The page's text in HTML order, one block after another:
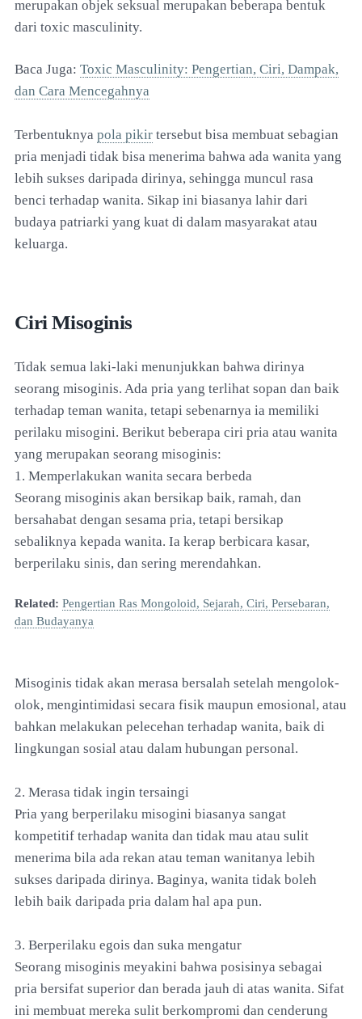
merupakan objek seksual merupakan beberapa bentuk
dari toxic masculinity.
Baca Juga: Toxic Masculinity: Pengertian, Ciri, Dampak,
dan Cara Mencegahnya
Terbentuknya pola pikir tersebut bisa membuat sebagian
pria menjadi tidak bisa menerima bahwa ada wanita yang
lebih sukses daripada dirinya, sehingga muncul rasa
benci terhadap wanita. Sikap ini biasanya lahir dari
budaya patriarki yang kuat di dalam masyarakat atau
keluarga.
Ciri Misoginis
Tidak semua laki-laki menunjukkan bahwa dirinya
seorang misoginis. Ada pria yang terlihat sopan dan baik
terhadap teman wanita, tetapi sebenarnya ia memiliki
perilaku misogini. Berikut beberapa ciri pria atau wanita
yang merupakan seorang misoginis:
1. Memperlakukan wanita secara berbeda
Seorang misoginis akan bersikap baik, ramah, dan
bersahabat dengan sesama pria, tetapi bersikap
sebaliknya kepada wanita. Ia kerap berbicara kasar,
berperilaku sinis, dan sering merendahkan.
Related: Pengertian Ras Mongoloid, Sejarah, Ciri, Persebaran,
dan Budayanya
Misoginis tidak akan merasa bersalah setelah mengolok-
olok, mengintimidasi secara fisik maupun emosional, atau
bahkan melakukan pelecehan terhadap wanita, baik di
lingkungan sosial atau dalam hubungan personal.
2. Merasa tidak ingin tersaingi
Pria yang berperilaku misogini biasanya sangat
kompetitif terhadap wanita dan tidak mau atau sulit
menerima bila ada rekan atau teman wanitanya lebih
sukses daripada dirinya. Baginya, wanita tidak boleh
lebih baik daripada pria dalam hal apa pun.
3. Berperilaku egois dan suka mengatur
Seorang misoginis meyakini bahwa posisinya sebagai
pria bersifat superior dan berada jauh di atas wanita. Sifat
ini membuat mereka sulit berkompromi dan cenderung